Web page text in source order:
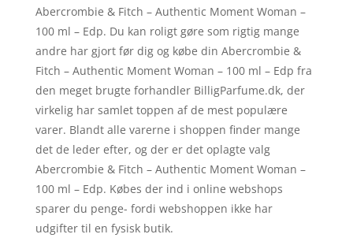
Abercrombie & Fitch – Authentic Moment Woman –
100 ml – Edp. Du kan roligt gøre som rigtig mange
andre har gjort før dig og købe din Abercrombie &
Fitch – Authentic Moment Woman – 100 ml – Edp fra
den meget brugte forhandler BilligParfume.dk, der
virkelig har samlet toppen af de mest populære
varer. Blandt alle varerne i shoppen finder mange
det de leder efter, og der er det oplagte valg
Abercrombie & Fitch – Authentic Moment Woman –
100 ml – Edp. Købes der ind i online webshops
sparer du penge- fordi webshoppen ikke har
udgifter til en fysisk butik.